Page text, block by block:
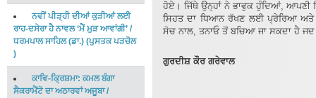
ਨਵੀਂ ਪੀੜ੍ਹੀ ਦੀਆਂ ਕੁੜੀਆਂ ਲਈ
ਰਾਹ-ਦਸੇਰਾ ਹੈ ਨਾਵਲ ‘ਮੈਂ ਮੁੜ ਆਵਾਂਗੀ’ /
ਧਰਮਪਾਲ ਸਾਹਿਲ (ਡਾ.) (ਪੁਸਤਕ ਪੜਚੋਲ
)
ਕਾਵਿ-ਕ੍ਰਿਸ਼ਮਾ: ਕਮਲ ਬੰਗਾ
ਸੈਕਰਾਮੈਂਟੋ ਦਾ ਅਠਾਰਵਾਂ ਅਜੂਬਾ/
ਹੋਏ। ਜਿੱਥੇ ਉਨ੍ਹਾਂ ਨੇ ਭਾਵੁਕ ਹੁੰਦਿਆਂ, ਆਪਣੀ
ਸਿਹਤ ਦਾ ਧਿਆਨ ਰੱਖਣ ਲਈ ਪ੍ਰੇਰਿਆ ਅਤੇ
ਸੋਚ ਨਾਲ, ਤਨਾਓ ਤੋਂ ਬਚਿਆ ਜਾ ਸਕਦਾ ਹੈ ਜਦ
ਗੁਰਦੀਸ਼ ਕੌਰ ਗਰੇਵਾਲ